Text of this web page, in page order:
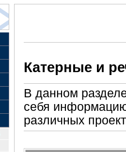
Катерные и
В данном
себя
различных